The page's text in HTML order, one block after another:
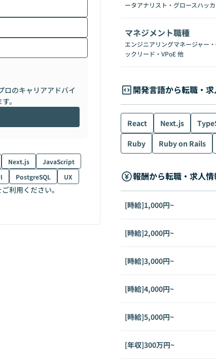
ロのキャリアアドバイ
。
Next.js
JavaScript
PostgreSQL UX
利用ください。
ータアナリスト・グロースハッ
マネジメント職種
エンジニアリングマネージャー
ックリード・VPoE他
開発言語から転職・
React Next.js
Ruby
Ruby on Rails
報酬から転職・求人
[時給]1,000円~
[時給]2,000円~
[時給]3,000円~
[時給]4,000円~
[時給]5,000円~
[年収]300万円~